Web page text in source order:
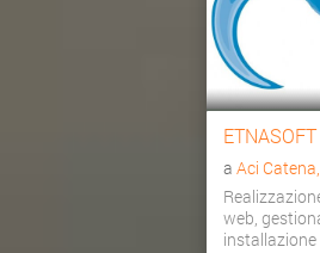
ETNASOFT
aAci
web,